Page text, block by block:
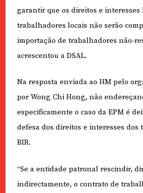
garantir que os direitos e interesses
trabalhadores locais não serão
importação de trabalhadores não-
acrescentou a DSAL.
Na resposta enviada ao HM pelo
por Wong Chi Hong, não
especificamente o caso da EPM é
defesa dos direitos e interesses dos
BIR.
“Se a entidade patronal rescindir,
indirectamente, o contrato de